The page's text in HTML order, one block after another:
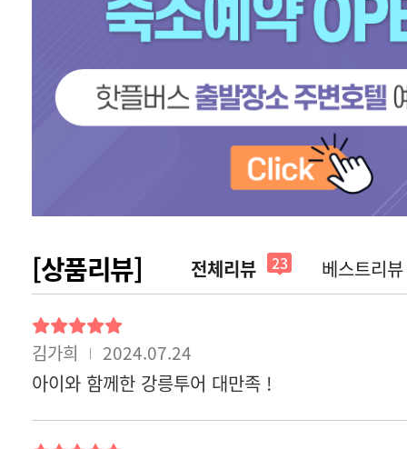
[상품리뷰] 전체리뷰 23 베스트리뷰